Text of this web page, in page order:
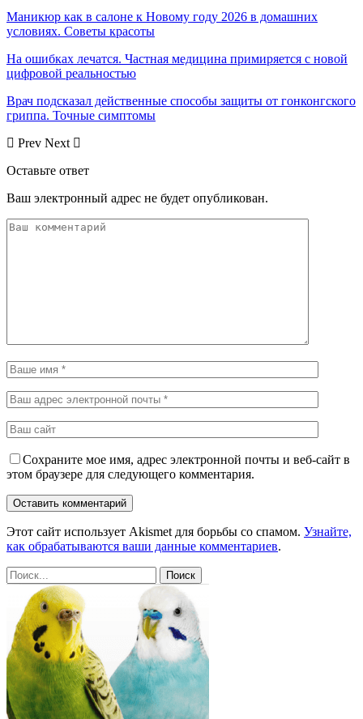
Маникюр как в салоне к Новому году 2026 в домашних
условиях. Советы красоты
На ошибках лечатся. Частная медицина примиряется с новой
цифровой реальностью
Врач подсказал действенные способы защиты от гонконгского
гриппа. Точные симптомы
Prev Next
Оставьте ответ
Ваш электронный адрес не будет опубликован.
Сохраните мое имя, адрес электронной почты и веб-сайт в
этом браузере для следующего комментария.
Этот сайт использует Akismet для борьбы со спамом. Узнайте,
как обрабатываются ваши данные комментариев.